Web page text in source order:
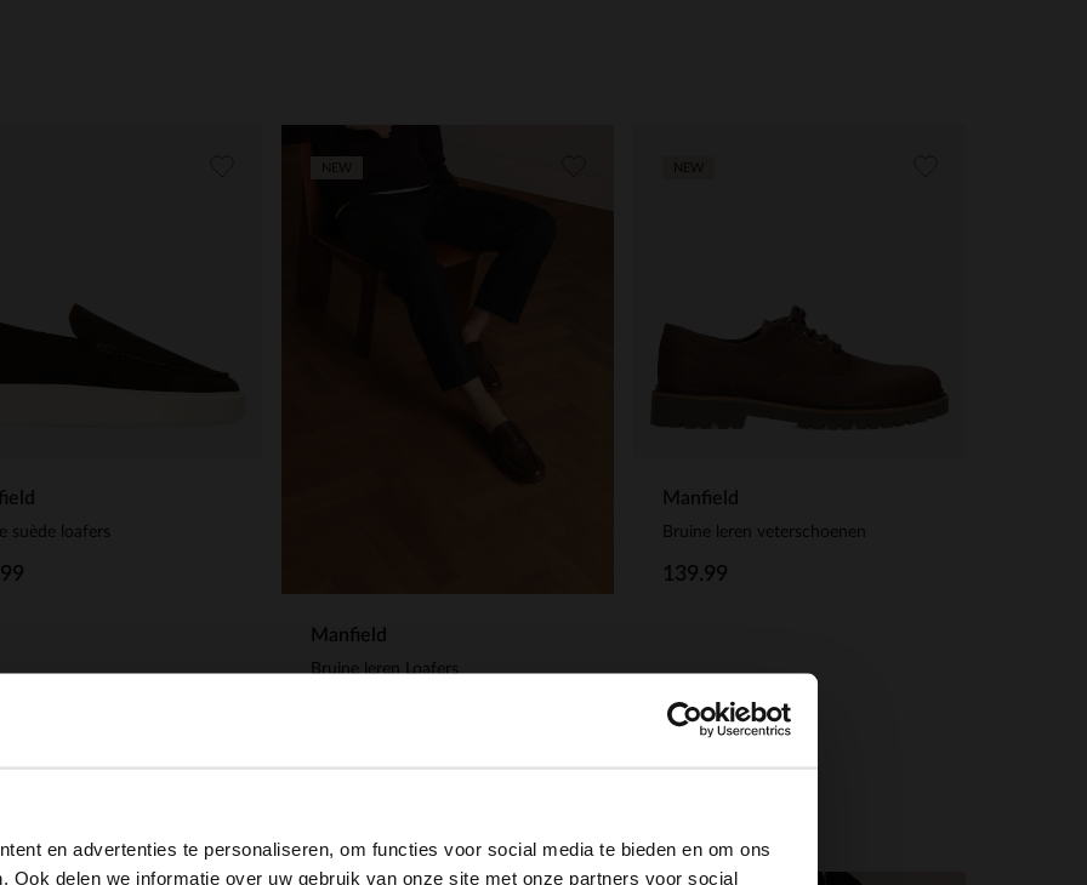
en advertenties te personaliseren, om functies voor social media te bieden en om ons
Ook delen we informatie over uw gebruik van onze site met onze partners voor social
suède loafers
Manfield
Bruine leren Loafers
Manfield
Bruine leren veterschoenen
139.99
×
It looks like your language isn't Dutch. Would you like to